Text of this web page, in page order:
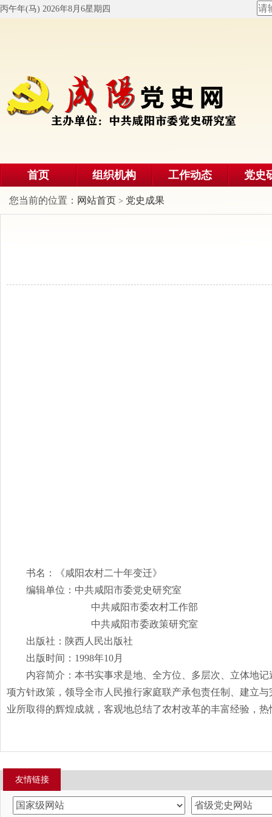
丙午年(马) 2026年8月6星期四
首页 组织机构 工作动态 党史
您当前的位置： 网站首页 > 党史成果
书名：《咸阳农村二十年变迁》
编辑单位：中共咸阳市委党史研究室
中共咸阳市委农村工作部
中共咸阳市委政策研究室
出版社：陕西人民出版社
出版时间： 1998年10月
内容简介：本书实事求是地、全方位、多层次、立体地记
项方针政策，领导全市人民推行家庭联产承包责任制、建立
业所取得的辉煌成就，客观地总结了农村改革的丰富经验，
友情链接